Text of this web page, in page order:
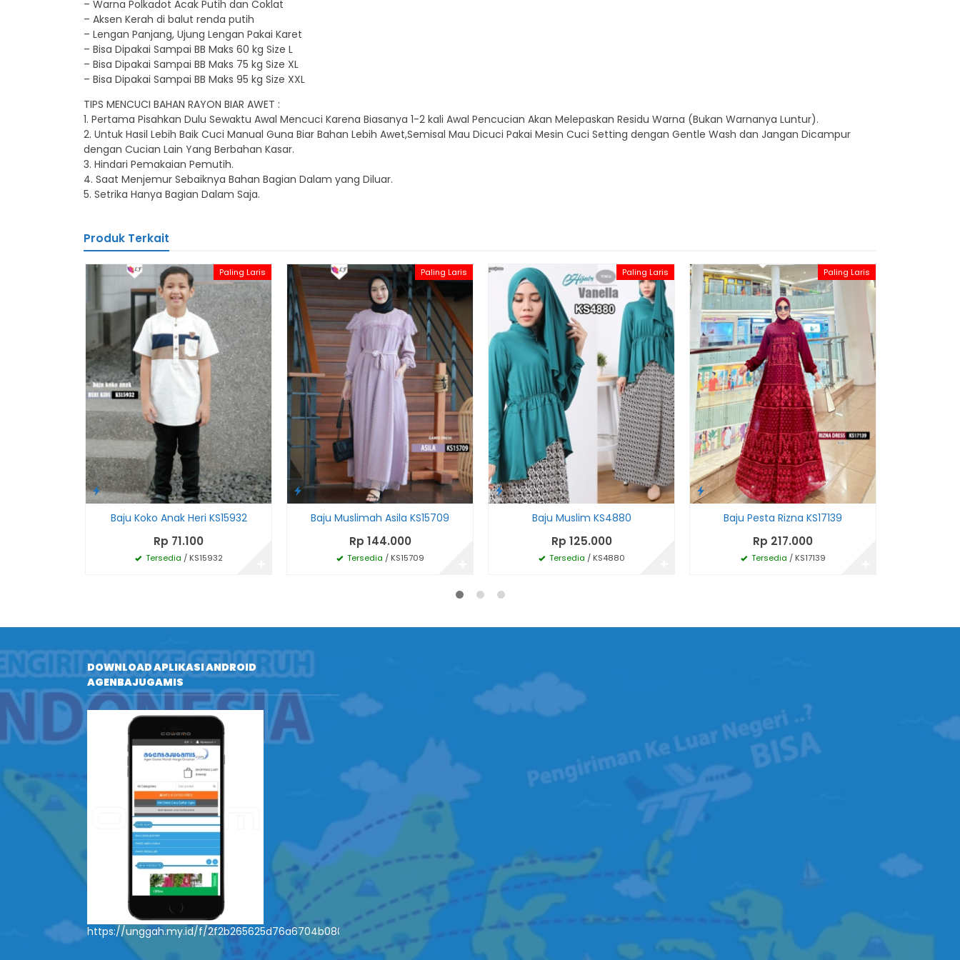
– Warna Polkadot Acak Putih dan Coklat
– Aksen Kerah di balut renda putih
– Lengan Panjang, Ujung Lengan Pakai Karet
– Bisa Dipakai Sampai BB Maks 60 kg Size L
– Bisa Dipakai Sampai BB Maks 75 kg Size XL
– Bisa Dipakai Sampai BB Maks 95 kg Size XXL
TIPS MENCUCI BAHAN RAYON BIAR AWET :
1. Pertama Pisahkan Dulu Sewaktu Awal Mencuci Karena Biasanya 1-2 kali Awal Pencucian Akan Melepaskan Residu Warna (Bukan Warnanya Luntur).
2. Untuk Hasil Lebih Baik Cuci Manual Guna Biar Bahan Lebih Awet,Semisal Mau Dicuci Pakai Mesin Cuci Setting dengan Gentle Wash dan Jangan Dicampur
dengan Cucian Lain Yang Berbahan Kasar.
3. Hindari Pemakaian Pemutih.
4. Saat Menjemur Sebaiknya Bahan Bagian Dalam yang Diluar.
5. Setrika Hanya Bagian Dalam Saja.
Produk Terkait
Paling Laris
Baju Koko Anak Heri KS15932
Rp 71.100
Tersedia / KS15932
Paling Laris
Baju Muslimah Asila KS15709
Rp 144.000
Tersedia / KS15709
Paling Laris
Baju Muslim KS4880
Rp 125.000
Tersedia / KS4880
Paling Laris
Baju Pesta Rizna KS17139
Rp 217.000
Tersedia / KS17139
DOWNLOAD APLIKASI ANDROID
AGENBAJUGAMIS
https://unggah.my.id/f/2f2b265625d76a6704b08093c652fd79